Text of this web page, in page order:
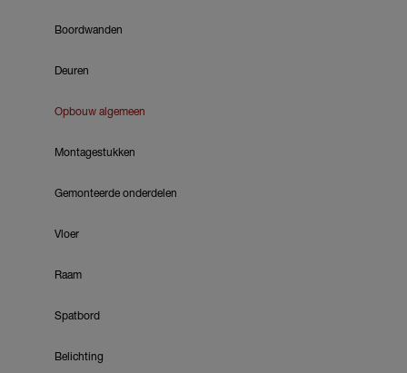
Boordwanden
Deuren
Opbouw algemeen
Montagestukken
Gemonteerde onderdelen
Vloer
Raam
Spatbord
Belichting